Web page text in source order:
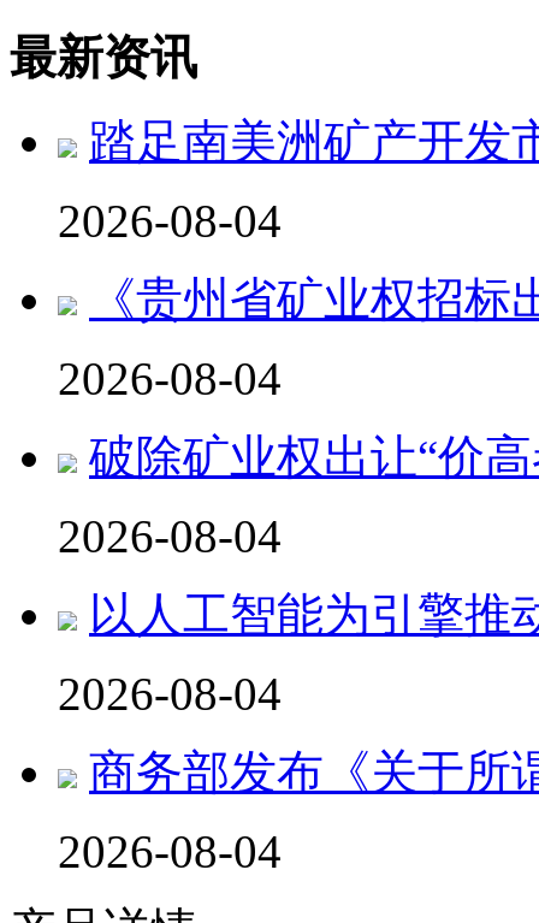
最新资讯
踏足南美洲矿产开发
2026-08-04
《贵州省矿业权招标
2026-08-04
破除矿业权出让“价
2026-08-04
以人工智能为引擎推
2026-08-04
商务部发布《关于所
2026-08-04